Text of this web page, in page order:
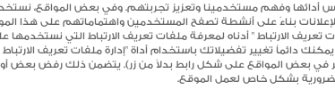
بالمؤسسات المالية ومزودي
أدائها وفهم مستخدمينا وتعزيز تجربتهم. وفي بعض المواقع،
بناءً على أنشطة تصفح المستخدمين واهتماماتهم على هذا
تعريف الارتباط " أدناه لمعرفة ملفات تعريف الارتباط التي
يمكنك دائماً تغيير تفضيلاتك باستخدام أداة "إدارة ملفات تعريف
في بعض المواقع على شكل رابط بدلاً من زر). يتضمن ذلك رفض بعض أو
بشكل خاص لعمل الموقع.